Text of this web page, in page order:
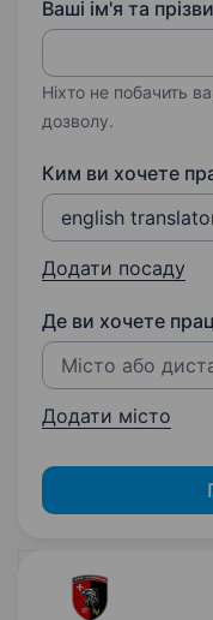
Ваші ім'я та
Ніхто не побачить
дозволу.
Ким ви хочете
Додати посаду
Де ви хочете
Додати місто